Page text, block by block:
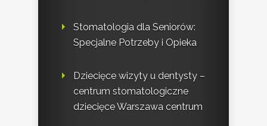
Stomatologia dla Seniorów:
Specjalne Potrzeby i Opieka
Dziecięce wizyty u dentysty –
centrum stomatologiczne
dziecięce Warszawa centrum